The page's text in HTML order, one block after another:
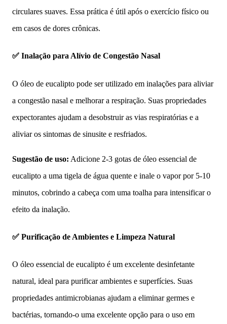
circulares suaves. Essa prática é útil após o exercício físico ou
em casos de dores crônicas.
✅ Inalação para Alívio de Congestão Nasal
O óleo de eucalipto pode ser utilizado em inalações para aliviar
a congestão nasal e melhorar a respiração. Suas propriedades
expectorantes ajudam a desobstruir as vias respiratórias e a
aliviar os sintomas de sinusite e resfriados.
Sugestão de uso: Adicione 2-3 gotas de óleo essencial de
eucalipto a uma tigela de água quente e inale o vapor por 5-10
minutos, cobrindo a cabeça com uma toalha para intensificar o
efeito da inalação.
✅ Purificação de Ambientes e Limpeza Natural
O óleo essencial de eucalipto é um excelente desinfetante
natural, ideal para purificar ambientes e superfícies. Suas
propriedades antimicrobianas ajudam a eliminar germes e
bactérias, tornando-o uma excelente opção para o uso em